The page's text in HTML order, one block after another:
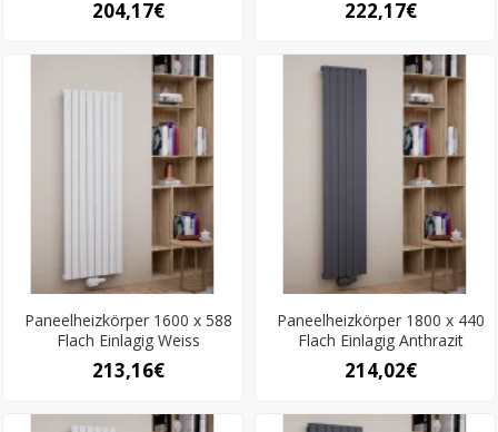
204,17€ 222,17€
Paneelheizkörper 1600 x 588
Flach Einlagig Weiss
213,16€
Paneelheizkörper 1800 x 440
Flach Einlagig Anthrazit
214,02€